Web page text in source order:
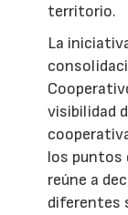
territorio.
La
visibilidad
los puntos
reúne a
diferentes